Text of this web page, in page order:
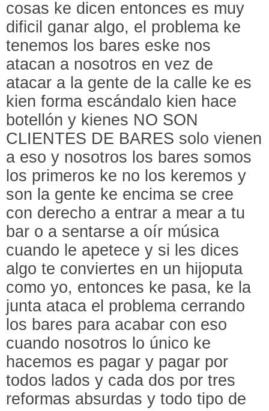
cosas ke dicen entonces es muy
dificil ganar algo, el problema ke
tenemos los bares eske nos
atacan a nosotros en vez de
atacar a la gente de la calle ke es
kien forma escándalo kien hace
botellón y kienes NO SON
CLIENTES DE BARES solo vienen
a eso y nosotros los bares somos
los primeros ke no los keremos y
son la gente ke encima se cree
con derecho a entrar a mear a tu
bar o a sentarse a oír música
cuando le apetece y si les dices
algo te conviertes en un hijoputa
como yo, entonces ke pasa, ke la
junta ataca el problema cerrando
los bares para acabar con eso
cuando nosotros lo único ke
hacemos es pagar y pagar por
todos lados y cada dos por tres
reformas absurdas y todo tipo de